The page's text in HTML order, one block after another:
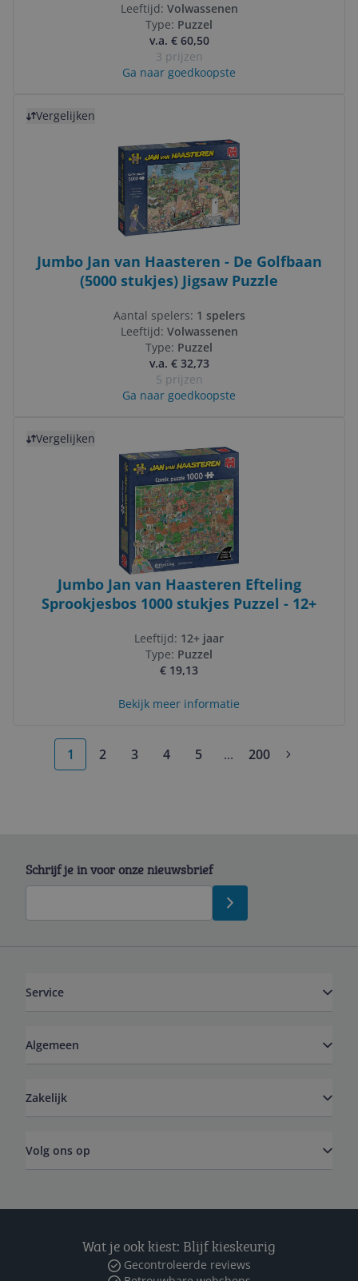
Leeftijd: Volwassenen
Type: Puzzel
v.a. € 60,50
3 prijzen
Ga naar goedkoopste
Vergelijken
Jumbo Jan van Haasteren - De Golfbaan
(5000 stukjes) Jigsaw Puzzle
Aantal spelers: 1 spelers
Leeftijd: Volwassenen
Type: Puzzel
v.a. € 32,73
5 prijzen
Ga naar goedkoopste
Vergelijken
Jumbo Jan van Haasteren Efteling
Sprookjesbos 1000 stukjes Puzzel - 12+
Leeftijd: 12+ jaar
Type: Puzzel
€ 19,13
Bekijk meer informatie
1 2 3 4 5 ...More pages
200
Schrijf je in voor onze nieuwsbrief
Service
Algemeen
Zakelijk
Volg ons op
Wat je ook kiest: Blijf kieskeurig
Gecontroleerde reviews